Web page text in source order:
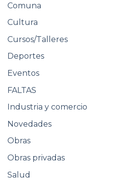
Comuna
Cultura
Cursos/Talleres
Deportes
Eventos
FALTAS
Industria y comercio
Novedades
Obras
Obras privadas
Salud